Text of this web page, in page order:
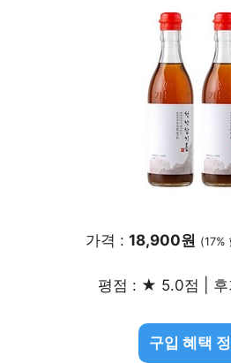
가격 : 18,900원 (17%
평점 : ★ 5.0점 | 후
구입 혜택